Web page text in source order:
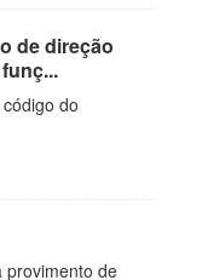
de direção
do
provimento de